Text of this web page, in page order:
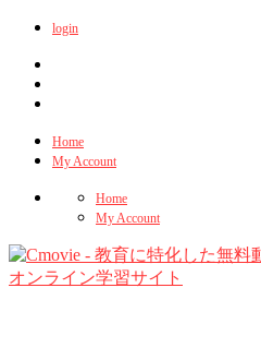
login
Home
My Account
Home
My Account